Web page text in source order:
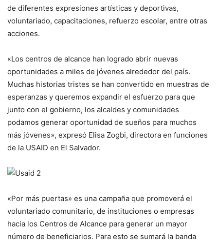
de diferentes expresiones artísticas y deportivas,
voluntariado, capacitaciones, refuerzo escolar, entre otras
acciones.
«Los centros de alcance han logrado abrir nuevas
oportunidades a miles de jóvenes alrededor del país.
Muchas historias tristes se han convertido en muestras de
esperanzas y queremos expandir el esfuerzo para que
junto con el gobierno, los alcaldes y comunidades
podamos generar oportunidad de sueños para muchos
más jóvenes», expresó Elisa Zogbi, directora en funciones
de la USAID en El Salvador.
«Por más puertas» es una campaña que promoverá el
voluntariado comunitario, de instituciones o empresas
hacia los Centros de Alcance para generar un mayor
número de beneficiarios. Para esto se sumará la banda